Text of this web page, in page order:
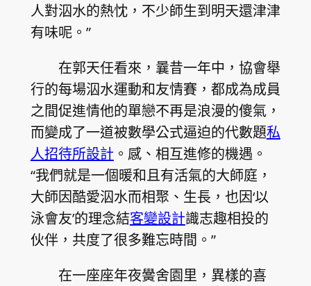
人對泅水的熱忱，不少師生到明天還津津
有味呢。”
在郭天任看來，曩昔一年中，協會舉
行的每場泅水運動和友情賽，都成為成員
之間促進情他的單戀不再是浪漫的傻氣，
而變成了一道被數學公式逼迫的代數題私
人招待所設計 。感、相互進修的機遇。
“我們就是一個暖和且有活氣的大師庭，
大師因酷愛泅水而相聚、生長，也因‘以
泳會友’的理念結客變設計識志趣相投的
伙伴，共度了很多難忘時間。”
在一座座年夜黌舍園里，異樣的喜